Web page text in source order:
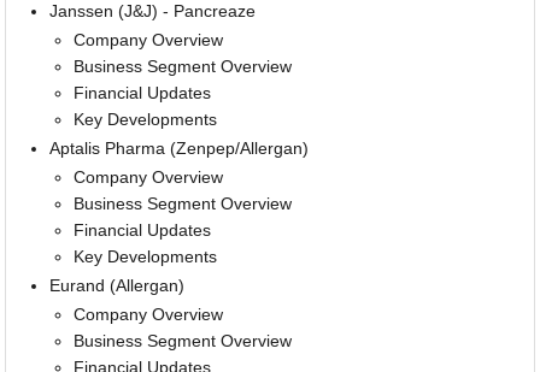
Janssen (J&J) - Pancreaze
Company Overview
Business Segment Overview
Financial Updates
Key Developments
Aptalis Pharma (Zenpep/Allergan)
Company Overview
Business Segment Overview
Financial Updates
Key Developments
Eurand (Allergan)
Company Overview
Business Segment Overview
Financial Updates